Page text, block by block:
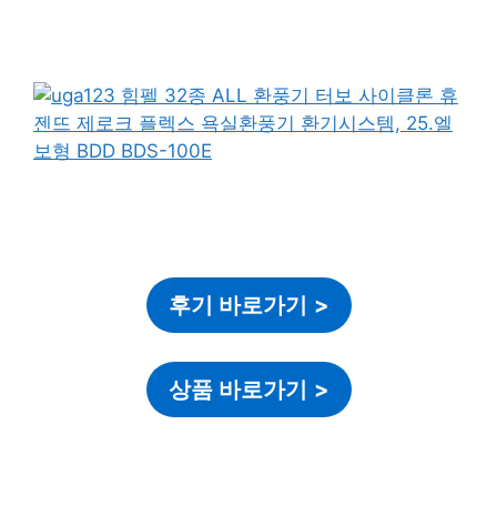
후기 바로가기 >
상품 바로가기 >